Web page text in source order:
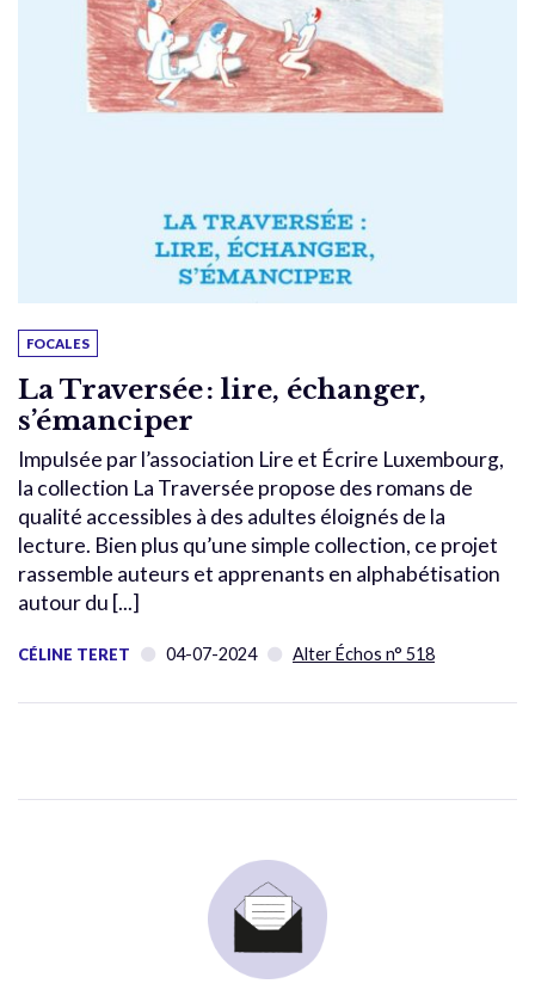
FOCALES
La Traversée : lire, échanger,
s’émanciper
Impulsée par l’association Lire et Écrire Luxembourg,
la collection La Traversée propose des romans de
qualité accessibles à des adultes éloignés de la
lecture. Bien plus qu’une simple collection, ce projet
rassemble auteurs et apprenants en alphabétisation
autour du [...]
CÉLINE TERET 04-07-2024 Alter Échos n° 518